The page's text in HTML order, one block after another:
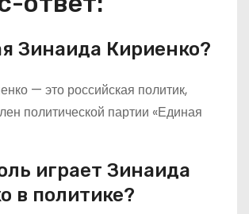
Зинаида Кириенко?
— это российская политик,
политической партии «Единая
играет Зинаида
в политике?